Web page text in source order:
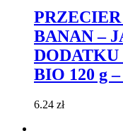
BANAN –
BIO 120 g
6.24 zł